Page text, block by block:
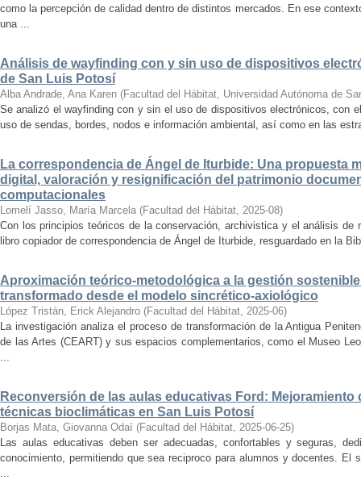
como la percepción de calidad dentro de distintos mercados. En ese
una ...
Análisis de wayfinding con y sin uso de dispositivos
de San Luis Potosí
Alba Andrade, Ana Karen (Facultad del Hábitat, Universidad Autónoma de
Se analizó el wayfinding con y sin el uso de dispositivos electrónicos, con
uso de sendas, bordes, nodos e información ambiental, así como en las
La correspondencia de Ángel de Iturbide: Una propuesta
digital, valoración y resignificación del patrimonio
computacionales
Lomelí Jasso, María Marcela (Facultad del Hábitat, 2025-08)
Con los principios teóricos de la conservación, archivistica y el análisis de
libro copiador de correspondencia de Ángel de Iturbide, resguardado en la
Aproximación teórico-metodológica a la gestión
transformado desde el modelo sincrético-axiológico
López Tristán, Erick Alejandro (Facultad del Hábitat, 2025-06)
La investigación analiza el proceso de transformación de la Antigua
de las Artes (CEART) y sus espacios complementarios, como el Museo
...
Reconversión de las aulas educativas Ford:
técnicas bioclimáticas en San Luis Potosí
Borjas Mata, Giovanna Odaí (Facultad del Hábitat, 2025-06-25)
Las aulas educativas deben ser adecuadas, confortables y seguras,
conocimiento, permitiendo que sea reciproco para alumnos y docentes. El
...